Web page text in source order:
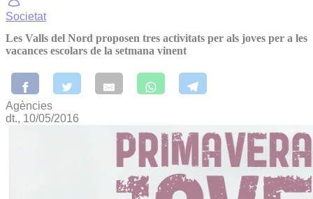
Societat
Les Valls del Nord proposen tres activitats per als joves per a les
vacances escolars de la setmana vinent
Agències
dt., 10/05/2016